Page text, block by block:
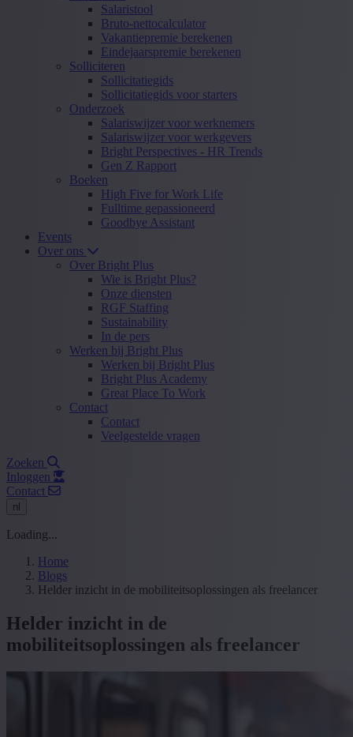
Salaristool
Bruto-nettocalculator
Vakantiepremie berekenen
Eindejaarspremie berekenen
Solliciteren
Sollicitatiegids
Sollicitatiegids voor starters
Onderzoek
Salariswijzer voor werknemers
Salariswijzer voor werkgevers
Bright Perspectives - HR Trends
Gen Z Rapport
Boeken
High Five for Work Life
Fulltime gepassioneerd
Goodbye Assistant
Events
Over ons
Over Bright Plus
Wie is Bright Plus?
Onze diensten
RGF Staffing
Sustainability
In de pers
Werken bij Bright Plus
Werken bij Bright Plus
Bright Plus Academy
Great Place To Work
Contact
Contact
Veelgestelde vragen
Zoeken
Inloggen
Contact
nl
Loading...
Home
Blogs
Helder inzicht in de mobiliteitsoplossingen als freelancer
Helder inzicht in de
mobiliteitsoplossingen als freelancer